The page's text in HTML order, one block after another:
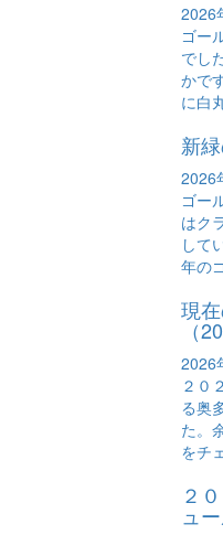
2026
ゴー
でし
かで
に白
新
2026
ゴー
はク
して
年の
現
（
2026
２０
る奥
た。
をチ
２
ュ